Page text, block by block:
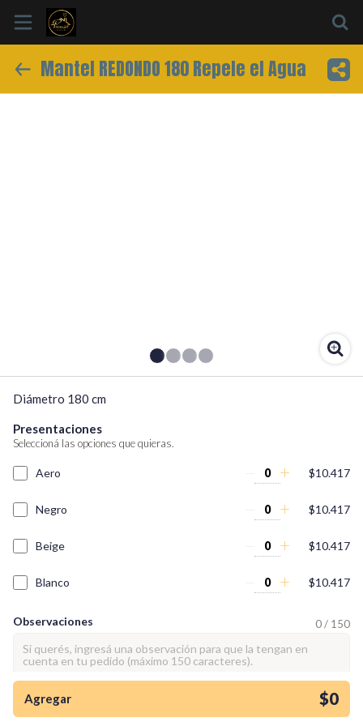
Inicio
¡Quiero una
tienda así para mi
emprendimiento!
Mantel REDONDO 180 Repele el Agua
Diámetro 180 cm
Presentaciones
Seleccioná las opciones que quieras.
Aero $10.417
Negro $10.417
Beige $10.417
Blanco $10.417
Observaciones 0 / 150
Agregar $0